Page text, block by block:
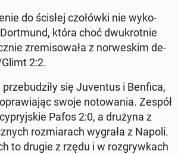
do ścisłej czołów­ki nie wyko­
która choć dwukrot­nie
zremisowała z nor­weskim de­
2:2.
prze­budz­iły się Ju­ven­tus i Benfica,
swoje no­towa­nia. Zespół
Pafos 2:0, a drużyna z
rozmi­arach wygrała z Napoli.
to drugie z rzędu i w roz­gry­wkach